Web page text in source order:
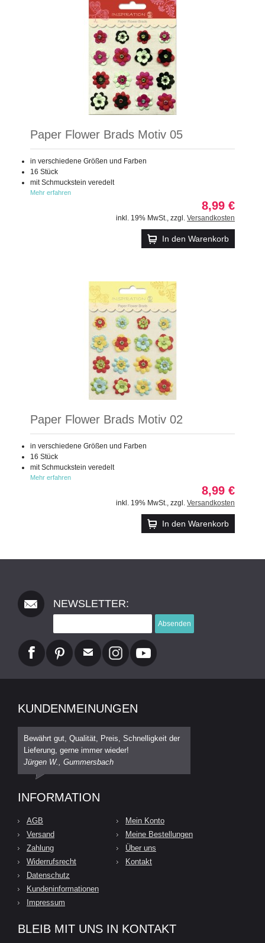
Paper Flower Brads Motiv 05
in verschiedene Größen und Farben
16 Stück
mit Schmuckstein veredelt
Mehr erfahren
8,99 €
inkl. 19% MwSt. zzgl. Versandkosten
In den Warenkorb
Paper Flower Brads Motiv 02
in verschiedene Größen und Farben
16 Stück
mit Schmuckstein veredelt
Mehr erfahren
8,99 €
inkl. 19% MwSt. zzgl. Versandkosten
In den Warenkorb
NEWSLETTER:
Absenden
KUNDENMEINUNGEN
Bewährt gut, Qualität, Preis, Schnelligkeit der
Lieferung, gerne immer wieder!
Jürgen W., Gummersbach
INFORMATION
AGB
Versand
Zahlung
Widerrufsrecht
Datenschutz
Kundeninformationen
Impressum
Mein Konto
Meine Bestellungen
Über uns
Kontakt
BLEIB MIT UNS IN KONTAKT